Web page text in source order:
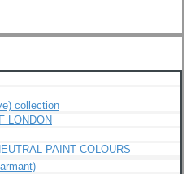
collection
LONDON
PAINT COLOURS